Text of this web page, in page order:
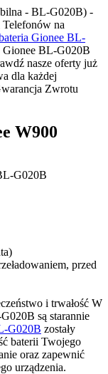
- BL-G020B) -
na
Gionee BL-
Gionee BL-G020B
nasze oferty już
dla każdej
Zwrotu
W900
G020B
przed
i trwałość W
są starannie
G020B zostały
baterii Twojego
oraz zapewnić
urządzenia.